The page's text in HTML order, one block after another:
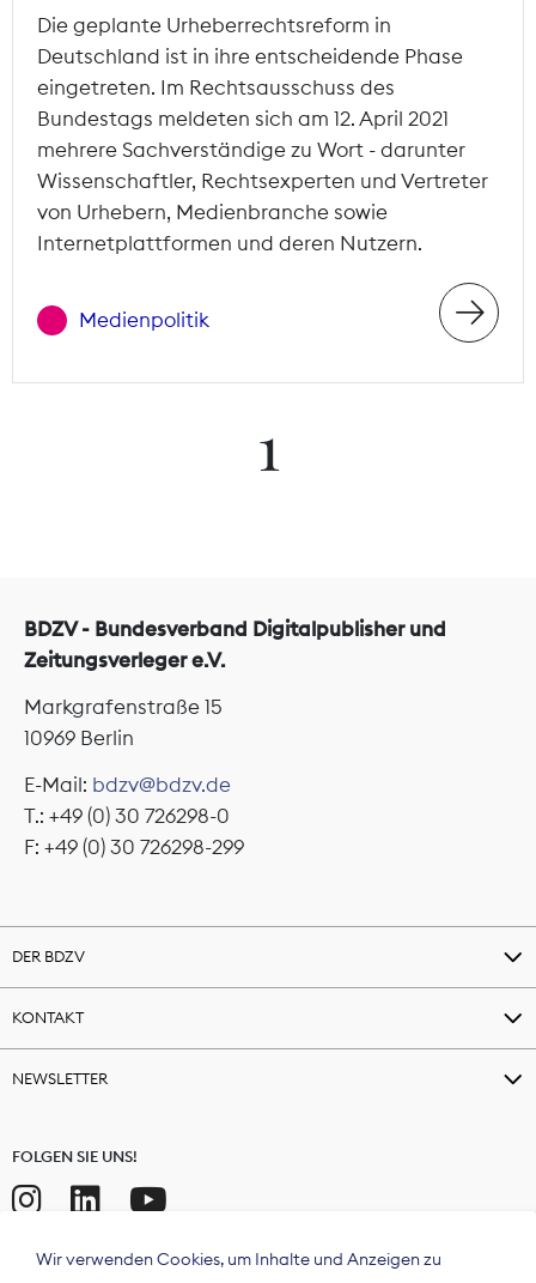
Die geplante Urheberrechtsreform in
Deutschland ist in ihre entscheidende Phase
eingetreten. Im Rechtsausschuss des
Bundestags meldeten sich am 12. April 2021
mehrere Sachverständige zu Wort - darunter
Wissenschaftler, Rechtsexperten und Vertreter
von Urhebern, Medienbranche sowie
Internetplattformen und deren Nutzern.
Medienpolitik
1
BDZV - Bundesverband Digitalpublisher und
Zeitungsverleger e.V.
Markgrafenstraße 15
10969 Berlin
E-Mail: bdzv@bdzv.de
T.: +49 (0) 30 726298-0
F: +49 (0) 30 726298-299
DER BDZV
KONTAKT
NEWSLETTER
FOLGEN SIE UNS!
Wir verwenden Cookies, um Inhalte und Anzeigen zu